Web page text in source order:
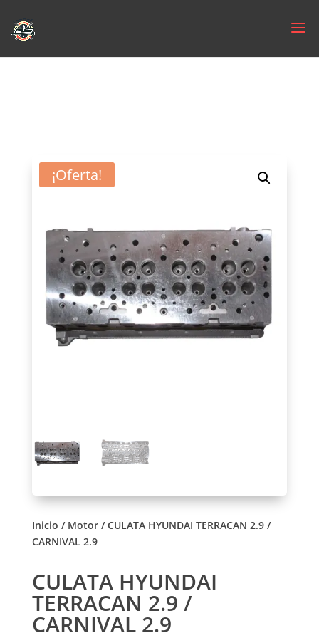
¡Oferta!
Inicio / Motor/ CULATA HYUNDAI TERRACAN 2.9 /
CARNIVAL 2.9
CULATA HYUNDAI
TERRACAN 2.9 /
CARNIVAL 2.9